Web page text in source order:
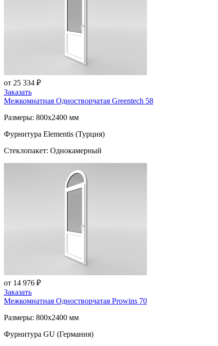
от 25 334 ₽
Заказать
Межкомнатная Одностворчатая Greentech 58
Размеры: 800x2400 мм
Фурнитура Elementis (Турция)
Стеклопакет: Однокамерный
от 14 976 ₽
Заказать
Межкомнатная Одностворчатая Prowins 70
Размеры: 800x2400 мм
Фурнитура GU (Германия)